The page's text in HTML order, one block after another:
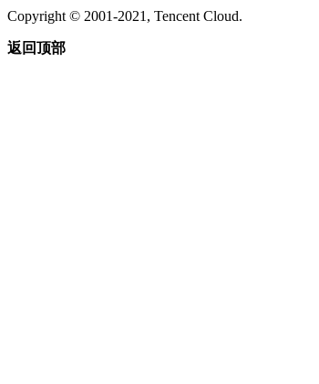
Copyright © 2001-2021, Tencent Cloud.
返回顶部